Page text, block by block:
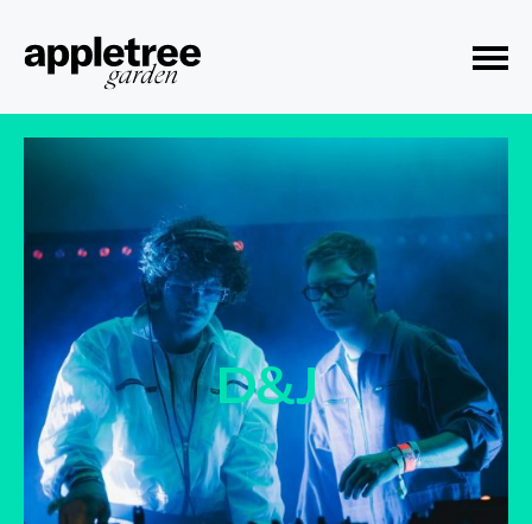
Toggle Menu
D&J